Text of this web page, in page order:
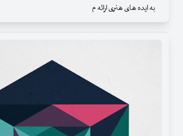
به ایده های هنری ارائه م